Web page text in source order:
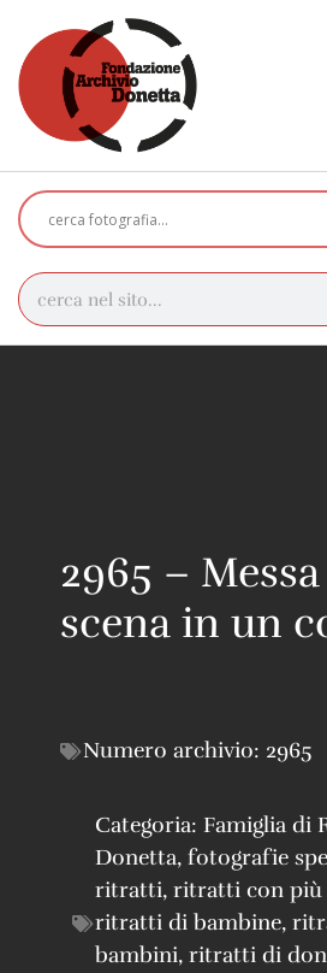
2965 –
scena in un
Numero archivio: 2965
Categoria: Famiglia di
Donetta, fotografie
ritratti, ritratti con più
ritratti di bambine,
bambini, ritratti di